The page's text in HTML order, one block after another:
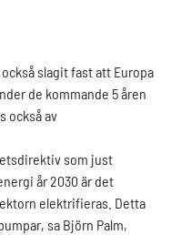
slagit fast att Europa
de kommande 5 åren
också av
som just
år 2030 är det
elektrifieras. Detta
sa Björn Palm,